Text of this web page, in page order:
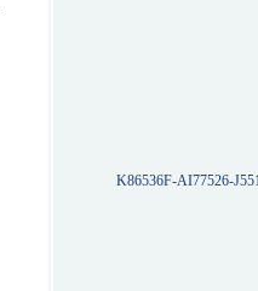
K86536F-AI77526-